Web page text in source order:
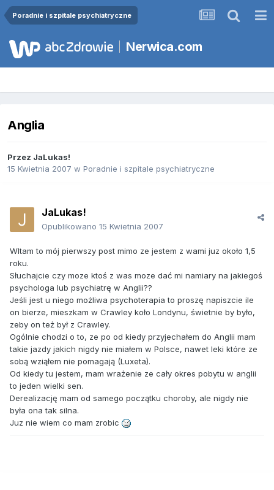
Poradnie i szpitale psychiatryczne
Nerwica.com
Anglia
Przez JaLukas!
15 Kwietnia 2007 w Poradnie i szpitale psychiatryczne
JaLukas!
Opublikowano 15 Kwietnia 2007
WItam to mój pierwszy post mimo ze jestem z wami juz około 1,5
roku.
Słuchajcie czy moze ktoś z was moze dać mi namiary na jakiegoś
psychologa lub psychiatrę w Anglii??
Jeśli jest u niego możliwa psychoterapia to proszę napiszcie ile
on bierze, mieszkam w Crawley koło Londynu, świetnie by było,
zeby on też był z Crawley.
Ogólnie chodzi o to, ze po od kiedy przyjechałem do Anglii mam
takie jazdy jakich nigdy nie miałem w Polsce, nawet leki które ze
sobą wziąłem nie pomagają (Luxeta).
Od kiedy tu jestem, mam wrażenie ze cały okres pobytu w anglii
to jeden wielki sen.
Derealizację mam od samego początku choroby, ale nigdy nie
była ona tak silna.
Juz nie wiem co mam zrobic